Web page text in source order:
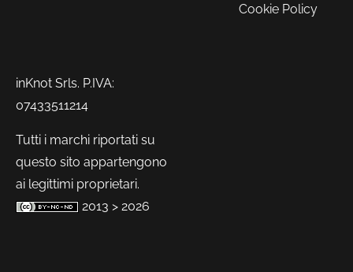
Cookie Policy
inKnot Srls. P.IVA:
07433511214
Tutti i marchi riportati su
questo sito appartengono
ai legittimi proprietari.
2013 > 2026